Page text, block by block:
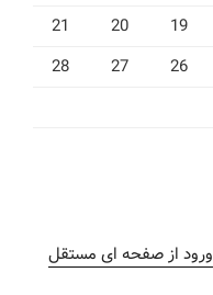
19
20
21
26
27
28
ورود از صفحه ای مستقل